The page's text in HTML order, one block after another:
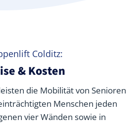
Colditz:
& Kosten
die Mobilität von Senioren
Menschen jeden
vier Wänden sowie in